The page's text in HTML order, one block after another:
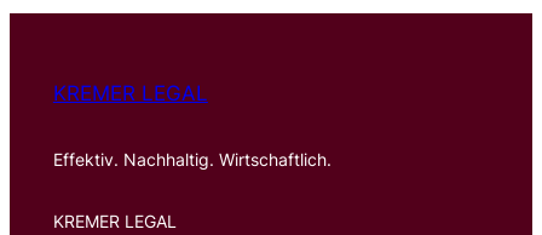
n
KREMER LEGAL
Effektiv. Nachhaltig. Wirtschaftlich.
KREMER LEGAL